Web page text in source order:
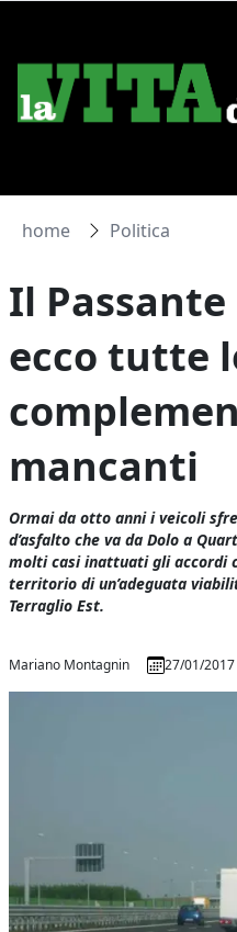
home Politica
Il
ecco tutte
mancanti
Ormai da otto anni i veicoli
d’asfalto che va da Dolo a
molti casi inattuati gli accordi
territorio di un’adeguata
Terraglio Est.
Mariano Montagnin 27/01/2017